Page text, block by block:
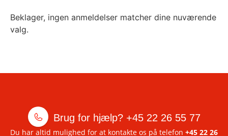
Beklager, ingen anmeldelser matcher dine nuværende
valg.
Brug for hjælp? +45 22 26 55 77
Du har altid mulighed for at kontakte os på telefon +45 22 26